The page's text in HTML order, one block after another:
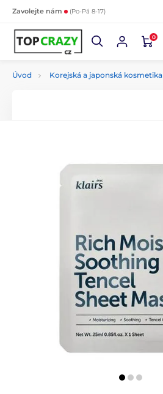
Zavolejte nám (Po-Pá 8-17)
0
Úvod Korejská a japonská kosmetika